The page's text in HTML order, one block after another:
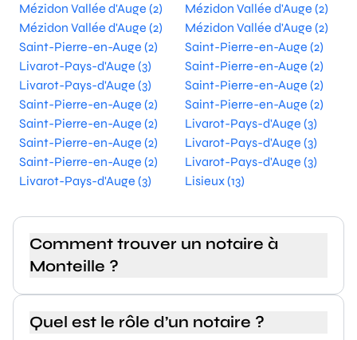
Mézidon Vallée d'Auge (2)
Mézidon Vallée d'Auge (2)
Mézidon Vallée d'Auge (2)
Mézidon Vallée d'Auge (2)
Saint-Pierre-en-Auge (2)
Saint-Pierre-en-Auge (2)
Livarot-Pays-d'Auge (3)
Saint-Pierre-en-Auge (2)
Livarot-Pays-d'Auge (3)
Saint-Pierre-en-Auge (2)
Saint-Pierre-en-Auge (2)
Saint-Pierre-en-Auge (2)
Saint-Pierre-en-Auge (2)
Livarot-Pays-d'Auge (3)
Saint-Pierre-en-Auge (2)
Livarot-Pays-d'Auge (3)
Saint-Pierre-en-Auge (2)
Livarot-Pays-d'Auge (3)
Livarot-Pays-d'Auge (3)
Lisieux (13)
Comment trouver un notaire à
Monteille ?
Quel est le rôle d’un notaire ?